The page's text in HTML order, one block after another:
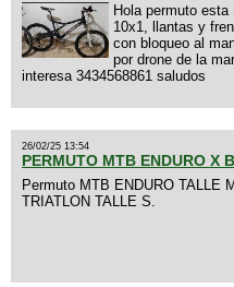
Hola permuto
10x1, llantas y
con bloqueo al
por drone de la
interesa 3434568861 saludos
26/02/25 13:54
PERMUTO MTB ENDURO X
Permuto MTB ENDURO TALLE
TRIATLON TALLE S.